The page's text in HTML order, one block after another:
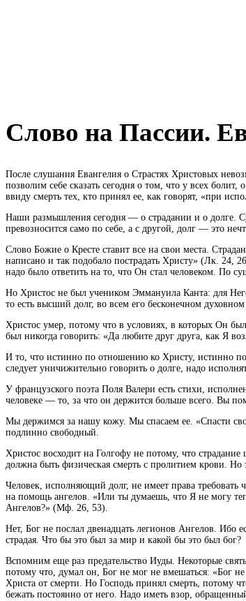
Слово на Пассии.
После слушания Евангелия о Страстях Христовых
позволим себе сказать сегодня о том, что у всех
ввиду смерть тех, кто принял ее, как говорят, «при
Наши размышления сегодня — о страдании и о долге.
превозносится само по себе, а с другой, долг — это
Слово Божие о Кресте ставит все на свои места.
написано и так подобало пострадать Христу» (Лк. 24,
надо было ответить на то, что Он стал человеком. По
Но Христос не был учеником Эммануила Канта: для
то есть высший долг, во всем его бесконечном
Христос умер, потому что в условиях, в которых Он
был никогда говорить: «Да любите друг друга, как Я
И то, что истинно по отношению ко Христу, истинно
следует уничижительно говорить о долге, надо
У французского поэта Поля Валери есть стихи,
человеке — то, за что он держится больше всего. Вы
Мы держимся за нашу кожу. Мы спасаем ее. «Спасти
подлинно свободный.
Христос восходит на Голгофу не потому, что
должна быть физическая смерть с пролитием крови.
Человек, исполняющий долг, не имеет права
на помощь ангелов. «Или ты думаешь, что Я не могу
Ангелов?» (Мф. 26, 53).
Нет, Бог не послал двенадцать легионов Ангелов. Ибо
страдая. Что бы это был за мир и какой бы это был бог?
Вспомним еще раз предательство Иуды. Некоторые
потому что, думал он, Бог не мог не вмешаться: «Бог
Христа от смерти. Но Господь принял смерть, потому
бежать постоянно от него. Надо иметь взор,